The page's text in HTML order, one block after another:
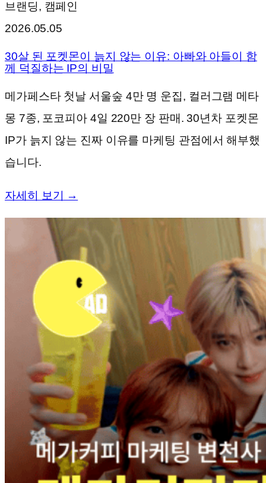
브랜딩, 캠페인
2026.05.05
30살 된 포켓몬이 늙지 않는 이유: 아빠와 아들이 함
께 덕질하는 IP의 비밀
메가페스타 첫날 서울숲 4만 명 운집, 컬러그램 메타
몽 7종, 포코피아 4일 220만 장 판매. 30년차 포켓몬
IP가 늙지 않는 진짜 이유를 마케팅 관점에서 해부했
습니다.
자세히 보기 →